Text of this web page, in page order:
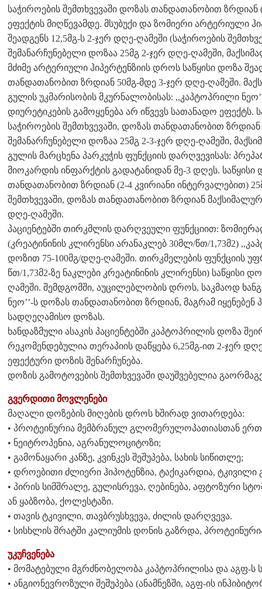
საჭიროების შემთხვევაში დოზას თანდათანობით
ეფექტის მიღწევამდე. მსუბუქი და ზომიერი არტერიული
შეადგენს 12,5მგ-ს 2-ჯერ დღე-ღამეში (საჭიროების
შემანარჩუნებელი დოზაა 25მგ 2-ჯერ დღე-ღამეში,
მძიმე არტერიული ჰიპერტენზიის დროს საწყისი დოზა
თანდათანობით ზრდიან 50მგ-მდე 3-ჯერ დღე-ღამეში.
გულის უკმარისობის მკურნალობისას: ,,კაპტოპრილი
დიურეტიკების გამოყენება არ იწვევს სათანადო ეფექტს.
საჭიროების შემთხვევაში, დოზას თანდათანობით
შემანარჩუნებელი დოზაა 25მგ 2-3-ჯერ დღე-ღამეში,
გულის მარცხენა პარკუჭის ფუნქციის დარღვევისას:
მიოკარდის ინფარქტის გადატანიდან მე-3 დღეს.
თანდათანობით ზრდიან (2-4 კვირიანი ინტერვალებით)
შემთხვევაში, დოზას თანდათანობით ზრდიან
დღე-ღამეში.
პაციენტებში თირკმლის დარღვეული ფუნქციით:
(კრეატინინის კლირენსი არანაკლებ 30მლ/წთ/1,73მ2)
დოზით 75-100მგ/დღე-ღამეში. თირკმელების ფუნქციის
წთ/1,73მ2-ზე ნაკლები კრეატინინის კლირენსი) საწყისი
ღამეში. შემდგომში, აუცილებლობის დროს, საკმაოდ
ნეო’’-ს დოზას თანდათანობით ზრდიან, მაგრამ იყენებენ
სადღეღამისო დოზას.
ხანდაზმული ასაკის პაციენტებში კაპტოპრილის დოზა
რეკომენდებულია თერაპიის დაწყება 6,25მგ-ით 2-ჯერ
ეფექტური დოზის შენარჩუნება.
დოზის გამოტოვების შემთხვევაში დაუშვებელია
გვერდითი მოვლენები
მაღალი დოზების მიღების დროს ხშირად ვითარდება:
• პროტეინურია მემბრანულ გლომერულოპათიასთან
• ნეიტროპენია, აგრანულოციტოზი;
• გამონაყარი კანზე, კვინკეს შეშუპება, სახის სიწითლე;
• დროებითი ძლიერი ჰიპოტენზია, ტაქიკარდია, ტკივილი
• პირის სიმშრალე, გულისრევა, ღებინება, აფტოზური
ან ყაბზობა, ქოლესტაზი.
• თავის ტკივილი, თავბრუსხვევა, ძილის დარღვევა.
• სისხლის შრატში კალიუმის დონის გაზრდა,
უკუჩვენება
• მომატებული მგრძნობელობა კაპტოპრილისა და აგფ-ს
• ანგიონევროზული შეშუპება (ანამნეზში, აგფ-ის